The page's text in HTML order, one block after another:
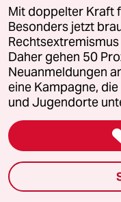
1 Krise der
AfD-
2 Streit um
Mit doppelter Kraft
Besonders jetzt
Daher gehen 50
Neuanmeldungen
eine Kampagne,
und Jugendorte